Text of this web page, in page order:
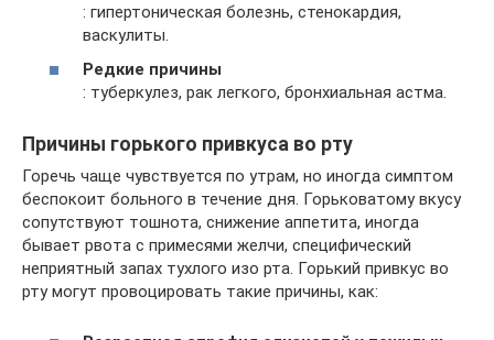
: гипертоническая болезнь, стенокардия,
васкулиты.
Редкие причины
: туберкулез, рак легкого, бронхиальная астма.
Причины горького привкуса во рту
Горечь чаще чувствуется по утрам, но иногда симптом
беспокоит больного в течение дня. Горьковатому вкусу
сопутствуют тошнота, снижение аппетита, иногда
бывает рвота с примесями желчи, специфический
неприятный запах тухлого изо рта. Горький привкус во
рту могут провоцировать такие причины, как: